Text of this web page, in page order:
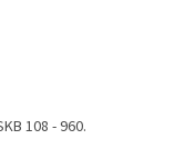
108 - 960.